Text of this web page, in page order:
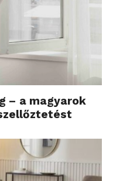
– a magyarok